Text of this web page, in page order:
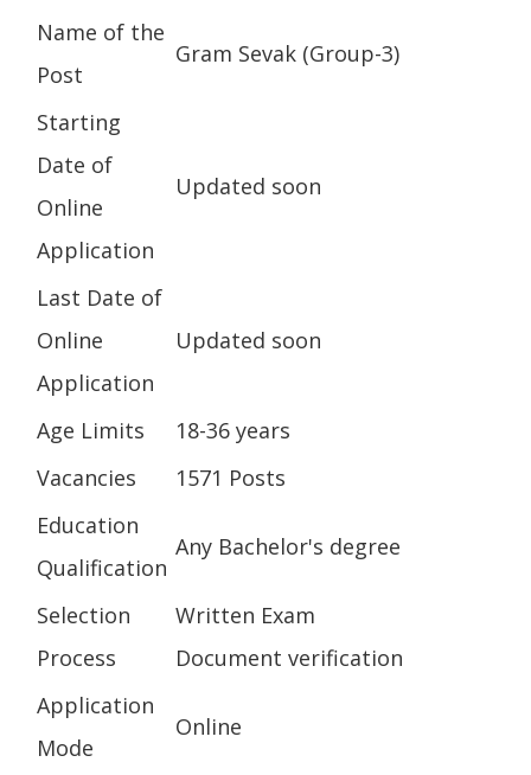
Name of the
Post
Gram Sevak (Group-3)
Starting
Date of
Online
Application
Updated soon
Last Date of
Online
Application
Updated soon
Age Limits
18-36 years
Vacancies
1571 Posts
Education
Qualification
Any Bachelor's degree
Selection
Process
Written Exam
Document verification
Application
Mode
Online